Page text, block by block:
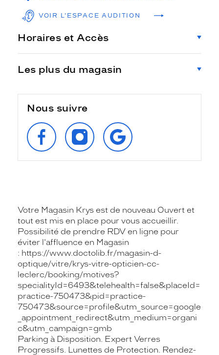
VOIR L'ESPACE AUDITION
Horaires et Accès
Les plus du magasin
Nous suivre
SUIVEZ‑NOUS
SUR
FACEBOOK
SUIVEZ‑NOUS
SUR
INSTAGRAM
RETROUVEZ‑NOUS
SUR
GOOGLE
Votre Magasin Krys est de nouveau Ouvert et
tout est mis en place pour vous accueillir.
Possibilité de prendre RDV en ligne pour
éviter l'affluence en Magasin
: https://www.doctolib.fr/magasin-d-
optique/vitre/krys-vitre-opticien-cc-
leclerc/booking/motives?
specialityId=6493&telehealth=false&placeId=
practice-750473&pid=practice-
750473&source=profile&utm_source=google
_appointment_redirect&utm_medium=organi
c&utm_campaign=gmb
Parking à Disposition. Expert Verres
Progressifs. Lunettes de Protection. Rendez-